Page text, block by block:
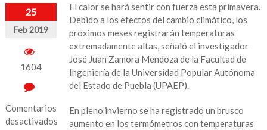
25
Feb 2019
1604
Comentarios
desactivados
El calor se hará sentir con fuerza esta primavera.
Debido a los efectos del cambio climático, los
próximos meses registrarán temperaturas
extremadamente altas, señaló el investigador
José Juan Zamora Mendoza de la Facultad de
Ingeniería de la Universidad Popular Autónoma
del Estado de Puebla (UPAEP).
En pleno invierno se ha registrado un brusco
aumento en los termómetros con temperaturas